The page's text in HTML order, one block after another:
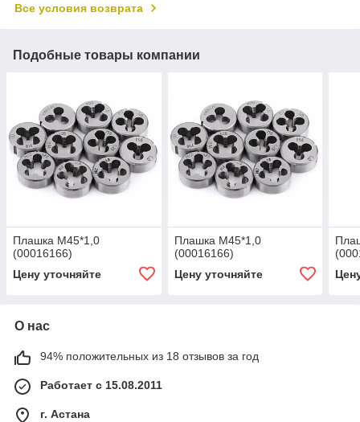
Все условия возврата
Подобные товары компании
Плашка М45*1,0
(00016166)
Цену уточняйте
Плашка М45*1,0
(00016166)
Цену уточняйте
О нас
94% положительных из 18 отзывов за год
Работает с 15.08.2011
г. Астана